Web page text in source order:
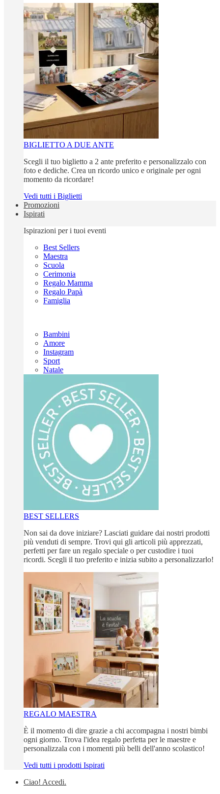
BIGLIETTO A DUE ANTE
Scegli il tuo biglietto a 2 ante preferito e personalizzalo con
foto e dediche. Crea un ricordo unico e originale per ogni
momento da ricordare!
Vedi tutti i Biglietti
Promozioni
Ispirati
Ispirazioni per i tuoi eventi
Best Sellers
Maestra
Scuola
Cerimonia
Regalo Mamma
Regalo Papà
Famiglia
Bambini
Amore
Instagram
Sport
Natale
BEST SELLERS
Non sai da dove iniziare? Lasciati guidare dai nostri prodotti
più venduti di sempre. Trovi qui gli articoli più apprezzati,
perfetti per fare un regalo speciale o per custodire i tuoi
ricordi. Scegli il tuo preferito e inizia subito a personalizzarlo!
REGALO MAESTRA
È il momento di dire grazie a chi accompagna i nostri bimbi
ogni giorno. Trova l'idea regalo perfetta per le maestre e
personalizzala con i momenti più belli dell'anno scolastico!
Vedi tutti i prodotti Ispirati
Ciao! Accedi.